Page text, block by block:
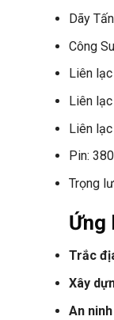
Dãy
Công
Liên
Liên
Liên
Pin:
Trọng
Ứng
Trắc
Xây
An